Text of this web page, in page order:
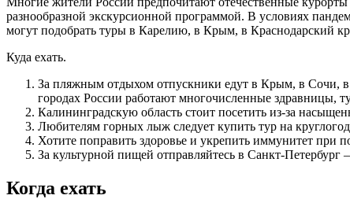
разнообразной экскурсионной программой. В условиях
могут подобрать туры в Карелию, в Крым, в Краснодарский
Куда ехать.
За пляжным отдыхом отпускники едут в Крым, в Сочи,
городах России работают многочисленные здравницы,
Калининградскую область стоит посетить из-за
Любителям горных лыж следует купить тур на
Хотите поправить здоровье и укрепить иммунитет
За культурной пищей отправляйтесь в Санкт-Петербург
Когда ехать